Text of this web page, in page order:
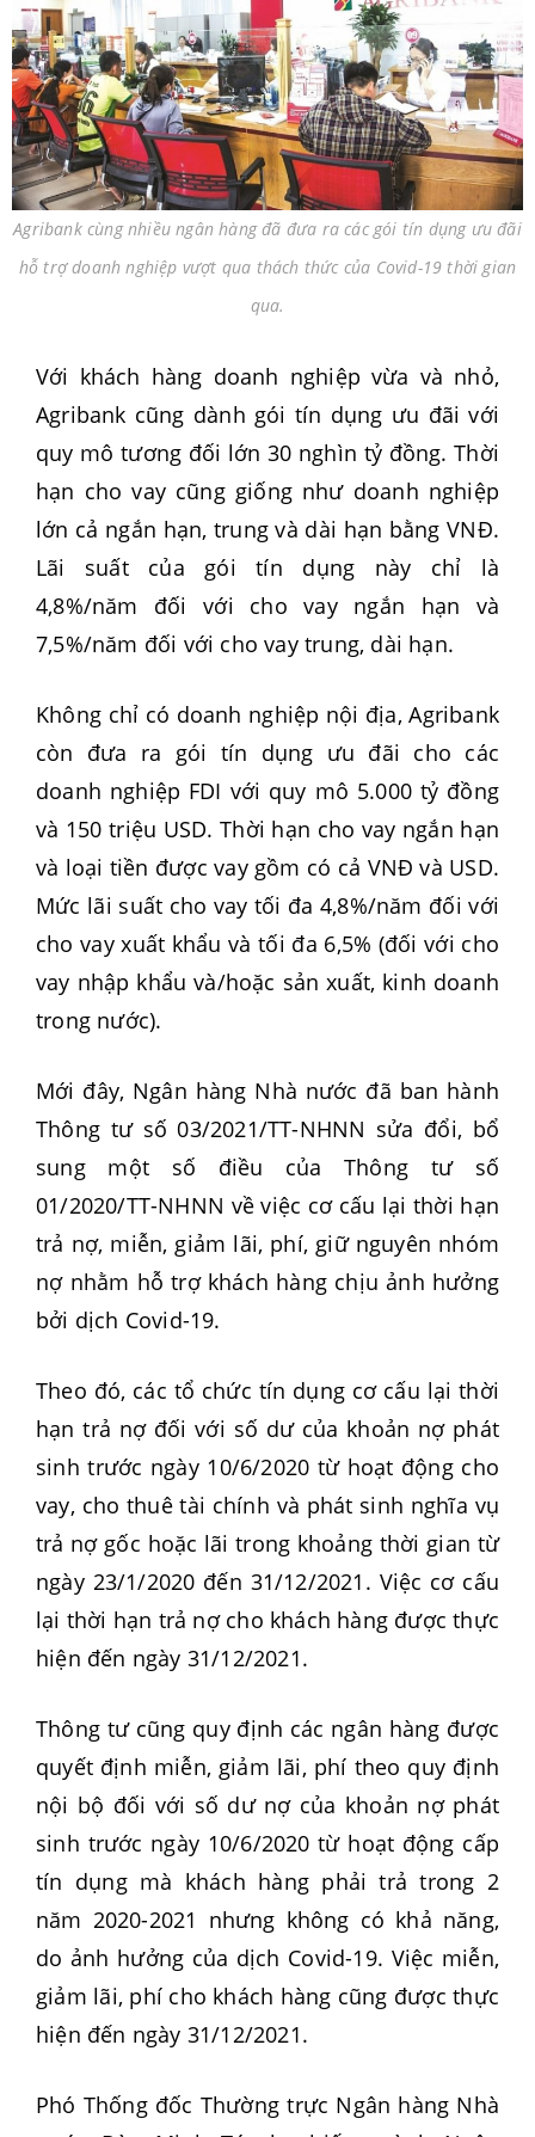
Agribank cùng nhiều ngân hàng đã đưa ra các gói tín dụng ưu đãi
hỗ trợ doanh nghiệp vượt qua thách thức của Covid-19 thời gian
qua.
Với khách hàng doanh nghiệp vừa và nhỏ,
Agribank cũng dành gói tín dụng ưu đãi với
quy mô tương đối lớn 30 nghìn tỷ đồng. Thời
hạn cho vay cũng giống như doanh nghiệp
lớn cả ngắn hạn, trung và dài hạn bằng VNĐ.
Lãi suất của gói tín dụng này chỉ là
4,8%/năm đối với cho vay ngắn hạn và
7,5%/năm đối với cho vay trung, dài hạn.
Không chỉ có doanh nghiệp nội địa, Agribank
còn đưa ra gói tín dụng ưu đãi cho các
doanh nghiệp FDI với quy mô 5.000 tỷ đồng
và 150 triệu USD. Thời hạn cho vay ngắn hạn
và loại tiền được vay gồm có cả VNĐ và USD.
Mức lãi suất cho vay tối đa 4,8%/năm đối với
cho vay xuất khẩu và tối đa 6,5% (đối với cho
vay nhập khẩu và/hoặc sản xuất, kinh doanh
trong nước).
Mới đây, Ngân hàng Nhà nước đã ban hành
Thông tư số 03/2021/TT-NHNN sửa đổi, bổ
sung một số điều của Thông tư số
01/2020/TT-NHNN về việc cơ cấu lại thời hạn
trả nợ, miễn, giảm lãi, phí, giữ nguyên nhóm
nợ nhằm hỗ trợ khách hàng chịu ảnh hưởng
bởi dịch Covid-19.
Theo đó, các tổ chức tín dụng cơ cấu lại thời
hạn trả nợ đối với số dư của khoản nợ phát
sinh trước ngày 10/6/2020 từ hoạt động cho
vay, cho thuê tài chính và phát sinh nghĩa vụ
trả nợ gốc hoặc lãi trong khoảng thời gian từ
ngày 23/1/2020 đến 31/12/2021. Việc cơ cấu
lại thời hạn trả nợ cho khách hàng được thực
hiện đến ngày 31/12/2021.
Thông tư cũng quy định các ngân hàng được
quyết định miễn, giảm lãi, phí theo quy định
nội bộ đối với số dư nợ của khoản nợ phát
sinh trước ngày 10/6/2020 từ hoạt động cấp
tín dụng mà khách hàng phải trả trong 2
năm 2020-2021 nhưng không có khả năng,
do ảnh hưởng của dịch Covid-19. Việc miễn,
giảm lãi, phí cho khách hàng cũng được thực
hiện đến ngày 31/12/2021.
Phó Thống đốc Thường trực Ngân hàng Nhà